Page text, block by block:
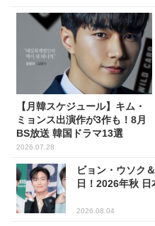
【月韓スケジュール】キム・
ミョンス出演作が3作も！8月
BS放送 韓国ドラマ13選
2026.07.28
ビョン・ウソク
日！2026年秋
2026.08.04